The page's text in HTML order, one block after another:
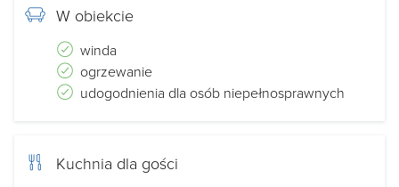
W obiekcie
winda
ogrzewanie
udogodnienia dla osób niepełnosprawnych
Kuchnia dla gości